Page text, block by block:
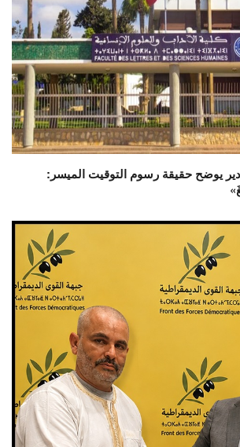
يوضح حقيقة رسوم التوقيت الميسر: